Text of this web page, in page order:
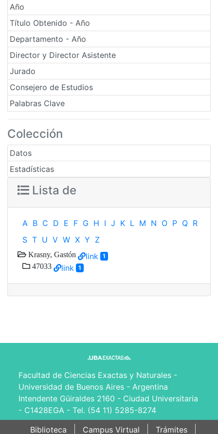
Año
Título Obtenido - Año
Departamento - Año
Director y Director Asistente
Jurado
Consejero de Estudios
Palabras Clave
Colección
Datos
Estadísticas
Lista de
A B C D E F G H I J K L M N O P Q R
S T U V W X Y Z
Krasny, Gastón link 1
47033 link 1
Facultad de Ciencias Exactas y Naturales -
Universidad de Buenos Aires - Argentina
Intendente Güiraldes 2160 - Ciudad Universitaria
- C1428EGA - Tel. (54 11) 5285-8274
Biblioteca
Campus Virtual Trámites